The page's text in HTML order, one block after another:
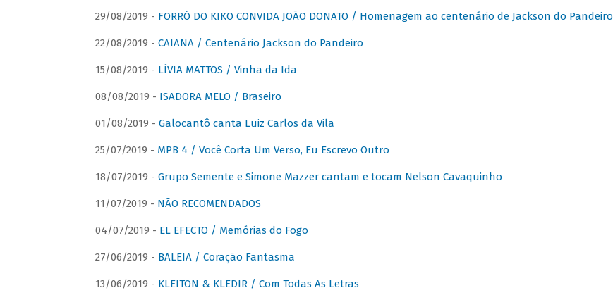
29/08/2019 - FORRÓ DO KIKO CONVIDA JOÃO DONATO / Homenagem ao centenário de Jackson do Pandeiro
22/08/2019 - CAIANA / Centenário Jackson do Pandeiro
15/08/2019 - LÍVIA MATTOS / Vinha da Ida
08/08/2019 - ISADORA MELO / Braseiro
01/08/2019 - Galocantô canta Luiz Carlos da Vila
25/07/2019 - MPB 4 / Você Corta Um Verso, Eu Escrevo Outro
18/07/2019 - Grupo Semente e Simone Mazzer cantam e tocam Nelson Cavaquinho
11/07/2019 - NÃO RECOMENDADOS
04/07/2019 - EL EFECTO / Memórias do Fogo
27/06/2019 - BALEIA / Coração Fantasma
13/06/2019 - KLEITON & KLEDIR / Com Todas As Letras